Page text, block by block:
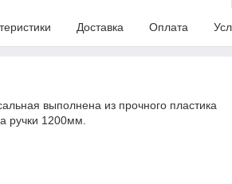
Доставка Оплата
выполнена из прочного пластика
ручки 1200мм.